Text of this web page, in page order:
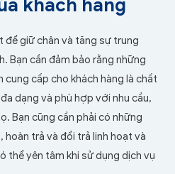
khách hàng
để giữ chân và tăng sự trung
Bạn cần đảm bảo rằng những
cung cấp cho khách hàng là chất
dạng và phù hợp với nhu cầu,
Bạn cũng cần phải có những
hoàn trả và đổi trả linh hoạt và
thể yên tâm khi sử dụng dịch vụ